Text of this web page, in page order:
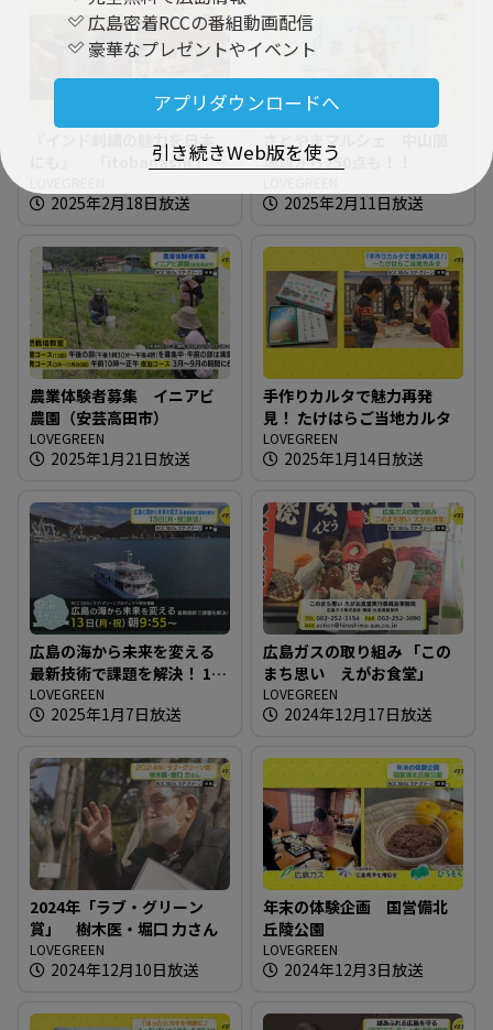
広島密着RCCの番組動画配信
豪華なプレゼントやイベント
アプリダウンロードへ
引き続きWeb版を使う
『インド刺繍の魅力を日本
にも』 「itobanashi 」東
2025年2月18日放送
さとやまマルシェ 中山間
地域から250点も！！
2025年2月11日放送
農業体験者募集 イニアビ
農園（安芸高田市）
LOVEGREEN
2025年1月21日放送
手作りカルタで魅力再発
見！ たけはらご当地カルタ
LOVEGREEN
2025年1月14日放送
広島の海から未来を変える
最新技術で課題を解決！ 13
日（月・祝）放送
LOVEGREEN
2025年1月7日放送
広島ガスの取り組み 「この
まち思い えがお食堂」
LOVEGREEN
2024年12月17日放送
2024年「ラブ・グリーン
賞」 樹木医・堀口 力さん
LOVEGREEN
2024年12月10日放送
年末の体験企画 国営備北
丘陵公園
LOVEGREEN
2024年12月3日放送